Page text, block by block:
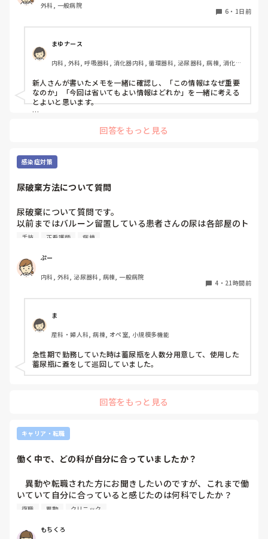
また、内部の試験は第1志望〜第3志望まで必ず書かなければ
なら尚更B病院は受けますって伝えた上で内部の試験をした
のですが、絶対に内部に行かせたいと思ったのか、学年で私
だけ推薦して確実にA病院に行ける事になりました。
でも、そんなこと頼んでいません。B病院を受けることは何
度もお伝えしているのに…勝手に推薦されて、「推薦してあ
げてここまでやってあげてるのに外部受けるなんて有り得な
いしそれって人としてどうなの？」と言われました。八方塞
私の学校では担任→校長の許可が降りないと必要書類の申請
をすることができません。申請が通っても貰えるまで１ヶ月
かかります。
B病院の看護部長さんは、是非あなたに来て欲しいと言って
くださっていて私も行きたいと思っています。
私の人生のことだから私が決めたいです。推薦されようがさ
れまいがB病院を受けることは決めていました。なのに推薦
されたことで申請を通す気はないとはっきり言われました。
就職担当の事務に相談したら、「1年だけAで働いてその後B
いったら？」と私の経歴に傷がつくことがわかっているのに
他人事扱いです。本当に酷い…
す。倍率高いので。絶対に行ける可能性が低いのになぜか裏
で手を回されました。
どうしたら話が通じると思いますか？なんかもう疲れちゃっ
て。
ここまで読んでくださりありがとうございました。客観的に
見ることがもう出来なくなってしまっているので第三者の目
線でご意見頂きたいです。お時間あったらコメントお願いし
ます。
外科, 一般病院
6 ・ 1日前
まゆナース
内科, 外科, 呼吸器科, 消化器内科, 循環器科, 泌尿器科, 病棟, 消化器
新人さんが書いたメモを一緒に確認し、「この情報はなぜ重要
なのか」「今回は省いてもよい情報はどれか」を一緒に考える
とよいと思います。
的に照らして振り返ることで、重要度を判断する力が少しずつ
要な内容を選べるよう支援するとよいと思います。
回答をもっと見る
感染症対策
尿破棄方法について質問
尿破棄について質問です。
以前まではバルーン留置している患者さんの尿は各部屋のト
イレに破棄する形でしたが、感染予防上汚物処理室でのみ破
物処理室に持っていくという非効率な方法になってます。尿
破棄人数は10人近くになるので病室と汚物処理室を10往復
する形に。結果尿破棄に時間がかかってます。
ットしワゴン下段に乗せて破棄していき最後まとめて汚物処
理室で破棄してたのでその方法はダメなのか？と疑問抱いて
ます。もちろん汚物見えないようワゴンにカバーする等対策
して。
皆さんの病棟ではどのような方法取られてますか？
手技 正看護師 病棟
ぷー
内科, 外科, 泌尿器科, 病棟, 一般病院
4 ・ 21時間前
ま
産科・婦人科, 病棟, オペ室, 小規模多機能
急性期で勤務していた時は蓄尿瓶を人数分用意して、使用した
蓄尿瓶に蓋をして巡回していました。
回答をもっと見る
キャリア・転職
働く中で、どの科が自分に合っていましたか？
異動や転職された方にお聞きしたいのですが、これまで働
いていて自分に合っていると感じたのは何科でしたか？
また、どんなところが合っていると感じましたか？
私はこれまで脳神経外科、リハビリ科、透析室と経験しまし
復職 異動 クリニック
もちくろ